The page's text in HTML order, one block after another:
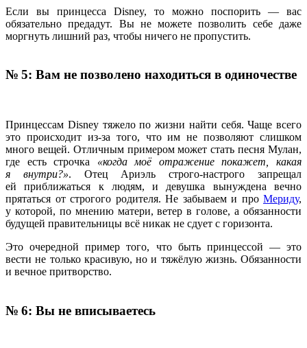
Если вы принцесса Disney, то можно поспорить — вас
обязательно предадут. Вы не можете позволить себе даже
моргнуть лишний раз, чтобы ничего не пропустить.
№ 5: Вам не позволено находиться в одиночестве
Принцессам Disney тяжело по жизни найти себя. Чаще всего
это происходит из-за того, что им не позволяют слишком
много вещей. Отличным примером может стать песня Мулан,
где есть строчка «когда моё отражение покажет, какая
я внутри?». Отец Ариэль строго-настрого запрещал
ей приближаться к людям, и девушка вынуждена вечно
прятаться от строгого родителя. Не забываем и про Мериду,
у которой, по мнению матери, ветер в голове, а обязанности
будущей правительницы всё никак не сдует с горизонта.
Это очередной пример того, что быть принцессой — это
вести не только красивую, но и тяжёлую жизнь. Обязанности
и вечное притворство.
№ 6: Вы не вписываетесь